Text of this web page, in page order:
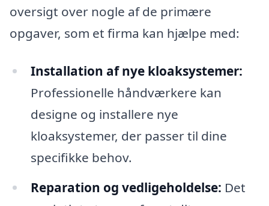
oversigt over nogle af de primære
opgaver, som et firma kan hjælpe med:
Installation af nye kloaksystemer:
Professionelle håndværkere kan
designe og installere nye
kloaksystemer, der passer til dine
specifikke behov.
Reparation og vedligeholdelse: Det